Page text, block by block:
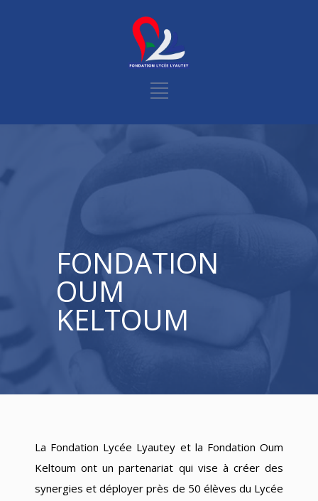
FONDATION
OUM
KELTOUM
La Fondation Lycée Lyautey et la Fondation Oum
Keltoum ont un partenariat qui vise à créer des
synergies et déployer près de 50 élèves du Lycée